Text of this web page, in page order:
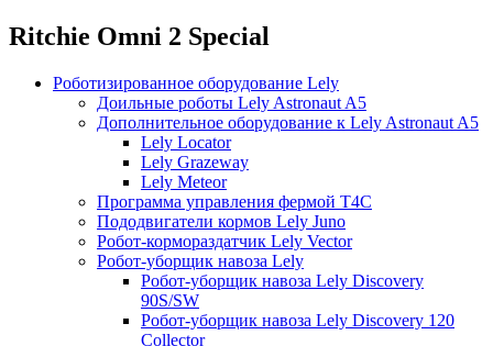
Ritchie Omni 2 Special
Роботизированное оборудование Lely
Доильные роботы Lely Astronaut A5
Дополнительное оборудование к Lely Astronaut A5
Lely Locator
Lely Grazeway
Lely Meteor
Программа управления фермой T4C
Пододвигатели кормов Lely Juno
Робот-кормораздатчик Lely Vector
Робот-уборщик навоза Lely
Робот-уборщик навоза Lely Discovery
90S/SW
Робот-уборщик навоза Lely Discovery 120
Collector